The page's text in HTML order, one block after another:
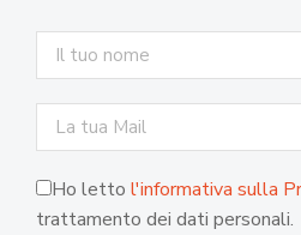
Ho letto l'informativa sulla
trattamento dei dati personali.